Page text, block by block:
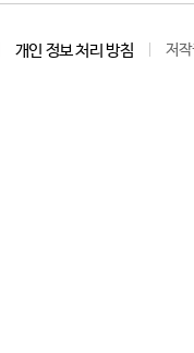
개인 정보 처리 방침 저